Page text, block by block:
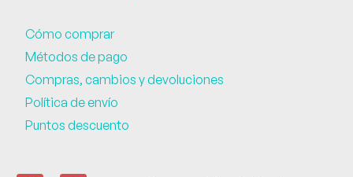
Cómo comprar
Métodos de pago
Compras, cambios y devoluciones
Política de envío
Puntos descuento